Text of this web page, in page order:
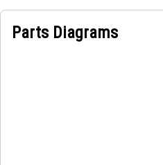
Parts Diagrams